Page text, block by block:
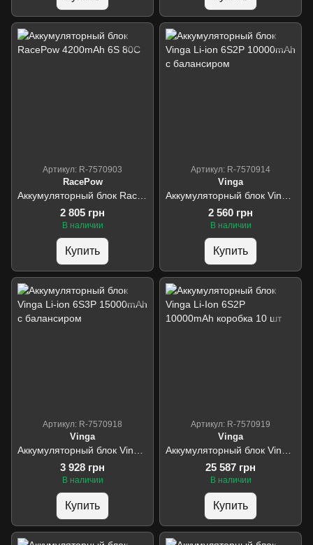
Артикул: R-7570903
RacePow
2 805 грн
В наличии
Купить
Артикул: R-7570914
Vinga
2 560 грн
В наличии
Купить
Артикул: R-7570918
Vinga
3 928 грн
В наличии
Купить
Артикул: R-7570919
Vinga
25 587 грн
В наличии
Купить